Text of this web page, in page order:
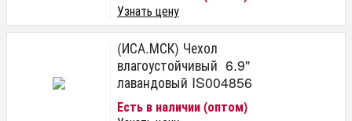
Узнать цену
(ИСА.МСК) Чехол
влагоустойчивый 6.9"
лавандовый IS004856
Есть в наличии (оптом)